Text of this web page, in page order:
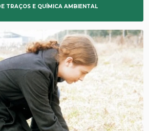
TRAÇOS E QUÍMICA AMBIENTAL